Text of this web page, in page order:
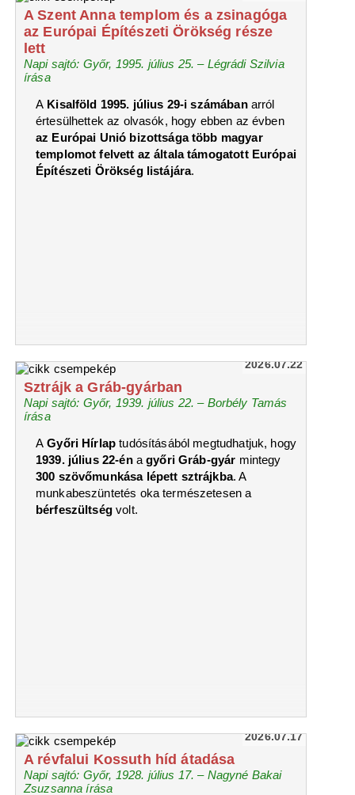
A Szent Anna templom és a zsinagóga
az Európai Építészeti Örökség része
lett
Napi sajtó: Győr, 1995. július 25. – Légrádi Szilvia
írása
A Kisalföld 1995. július 29-i számábanarról
értesülhettek az olvasók, hogy ebben az évben
az Európai Unió bizottsága több magyar
templomot felvett az általa támogatott Európai
Építészeti Örökség listájára.
2026.07.22
Sztrájk a Gráb-gyárban
Napi sajtó: Győr, 1939. július 22. – Borbély Tamás
írása
AGyőri Hírlap tudósításából megtudhatjuk, hogy
1939. július 22-énagyőri Gráb-gyár mintegy
300 szövőmunkása lépett sztrájkba. A
munkabeszüntetés oka természetesen a
bérfeszültségvolt.
2026.07.17
A révfalui Kossuth híd átadása
Napi sajtó: Győr, 1928. július 17. – Nagyné Bakai
Zsuzsanna írása